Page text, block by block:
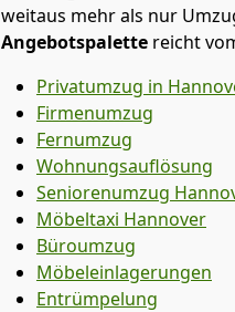
weitaus mehr als nur
Angebotspalette reicht
Privatumzug in
Firmenumzug
Fernumzug
Wohnungsauflösung
Seniorenumzug
Möbeltaxi Hannover
Büroumzug
Möbeleinlagerungen
Entrümpelung